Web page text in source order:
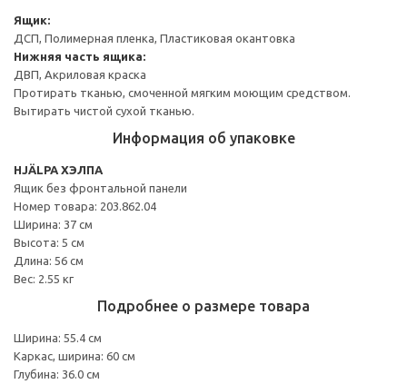
Ящик:
ДСП, Полимерная пленка, Пластиковая окантовка
Нижняя часть ящика:
ДВП, Акриловая краска
Протирать тканью, смоченной мягким моющим средством.
Вытирать чистой сухой тканью.
Информация об упаковке
HJÄLPA ХЭЛПА
Ящик без фронтальной панели
Номер товара: 203.862.04
Ширина: 37 см
Высота: 5 см
Длина: 56 см
Вес: 2.55 кг
Подробнее о размере товара
Ширина: 55.4 см
Каркас, ширина: 60 см
Глубина: 36.0 см